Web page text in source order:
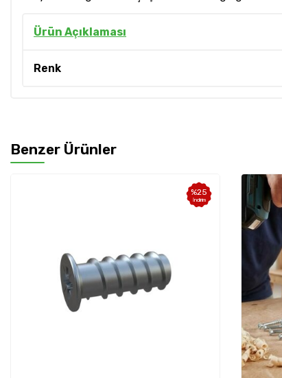
Ürün Açıklaması
Renk
Benzer Ürünler
%25
İndirim